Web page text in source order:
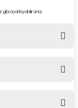
ayarlayabilirsiniz.